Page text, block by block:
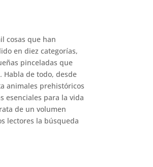
cosas que han
en diez categorías,
pinceladas que
de todo, desde
animales prehistóricos
esenciales para la vida
de un volumen
lectores la búsqueda